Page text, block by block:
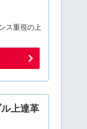
ス重視の上
上達革